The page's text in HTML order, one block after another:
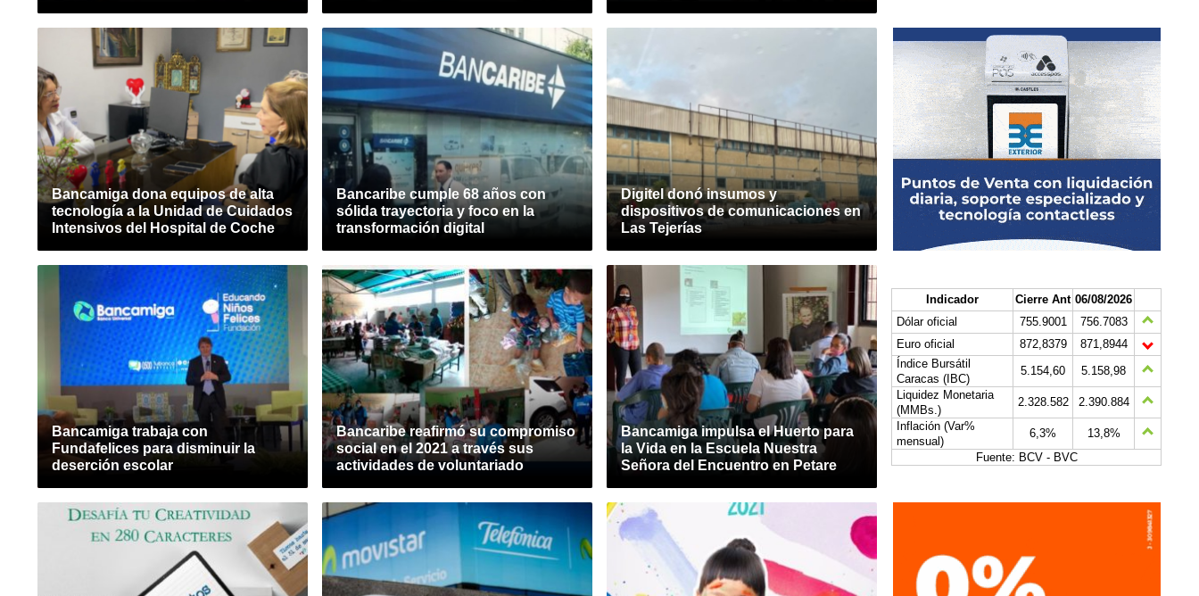
Bancamiga dona equipos de alta
tecnología a la Unidad de Cuidados
Intensivos del Hospital de Coche
Bancaribe cumple 68 años con
sólida trayectoria y foco en la
transformación digital
Digitel donó insumos y
dispositivos de comunicaciones en
Las Tejerías
Bancamiga trabaja con
Fundafelices para disminuir la
deserción escolar
Bancaribe reafirmó su compromiso
social en el 2021 a través sus
actividades de voluntariado
Bancamiga impulsa el Huerto para
la Vida en la Escuela Nuestra
Señora del Encuentro en Petare
Indicador Cierre Ant 06/08/2026
Dólar oficial
755.9001
756.7083
Euro oficial
872,8379
871,8944
Índice Bursátil
Caracas (IBC)
5.154,60
5.158,98
Liquidez Monetaria
(MMBs.)
2.328.582
2.390.884
Inflación (Var%
mensual)
6,3%
13,8%
Fuente: BCV - BVC